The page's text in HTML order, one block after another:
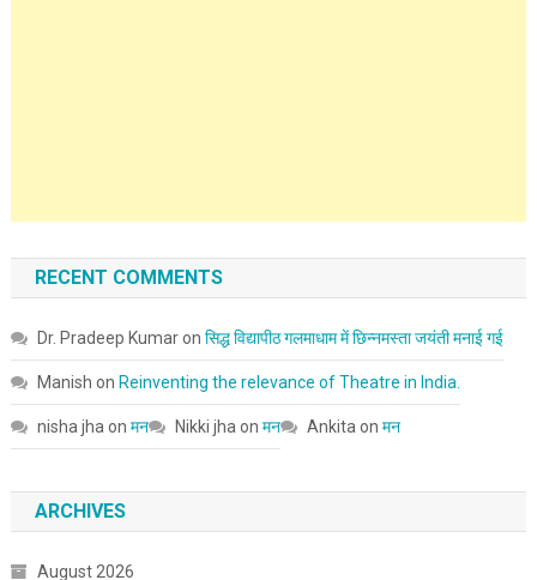
RECENT COMMENTS
Dr. Pradeep Kumaron सिद्ध विद्यापीठ गलमाधाम में छिन्नमस्ता जयंती मनाई गई
Manish on Reinventing the relevance of Theatre in India.
nisha jha on मन Nikki jha on मन Ankita on मन
ARCHIVES
August 2026